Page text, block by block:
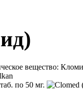
вещество:
по 50 мг.